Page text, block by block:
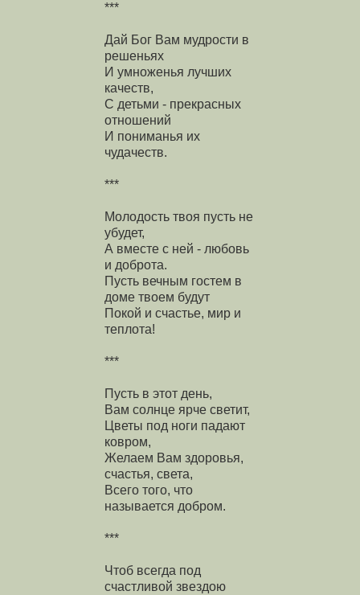
***
Дай Бог Вам мудрости в
решеньях
И умноженья лучших
качеств,
С детьми - прекрасных
отношений
И пониманья их
чудачеств.
***
Молодость твоя пусть не
убудет,
А вместе с ней - любовь
и доброта.
Пусть вечным гостем в
доме твоем будут
Покой и счастье, мир и
теплота!
***
Пусть в этот день,
Вам солнце ярче светит,
Цветы под ноги падают
ковром,
Желаем Вам здоровья,
счастья, света,
Всего того, что
называется добром.
***
Чтоб всегда под
счастливой звездою